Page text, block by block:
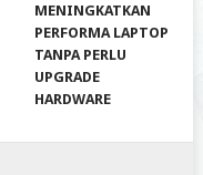
MENINGKATKAN
PERFORMA LAPTOP
TANPA PERLU
UPGRADE
HARDWARE